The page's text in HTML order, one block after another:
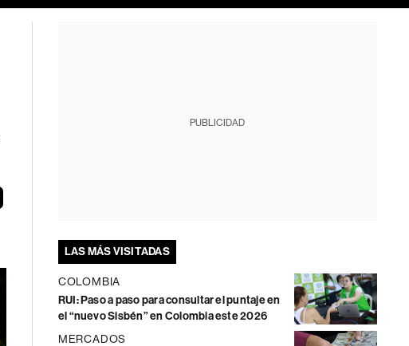
PUBLICIDAD
LAS MÁS VISITADAS
COLOMBIA
RUI: Paso a paso para consultar el puntaje en
el “nuevo Sisbén” en Colombia este 2026
MERCADOS